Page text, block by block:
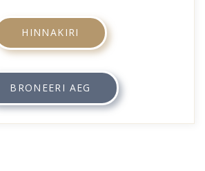
HINNAKIRI
BRONEERI AEG